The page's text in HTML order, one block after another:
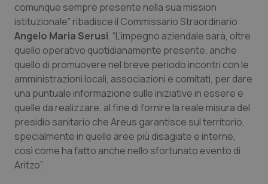
Molise
Piemonte
Provincia Autonoma di Bolzano
Provincia Autonoma di Trento
Puglia
Sardegna
Epatiti
HIV
Infezioni & Febbre
Ipertensione & Scompenso
Malattie rare
Malattia di Crohn & Rettocolite Ulcerosa
comunque sempre presente nella sua mission
istituzionale” ribadisce il Commissario Straordinario
Angelo Maria Serusi. “L’impegno aziendale sarà, oltre
quello operativo quotidianamente presente, anche
quello di promuovere nel breve periodo incontri con le
amministrazioni locali, associazioni e comitati, per dare
una puntuale informazione sulle iniziative in essere e
quelle da realizzare, al fine di fornire la reale misura del
presidio sanitario che Areus garantisce sul territorio,
specialmente in quelle aree più disagiate e interne,
così come ha fatto anche nello sfortunato evento di
Aritzo”.